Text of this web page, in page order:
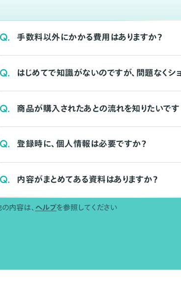
Q. 手数料以外にかかる費用はありますか？
Q. はじめてで知識がないのですが、問題なくシ
Q. 商品が購入されたあとの流れを知りたいです
Q. 登録時に、個人情報は必要ですか？
Q. 内容がまとめてある資料はありますか？
内容は、 ヘルプを参照してください